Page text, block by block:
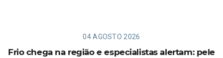
04 AGOSTO 2026
Frio chega na região e especialistas alertam: pele